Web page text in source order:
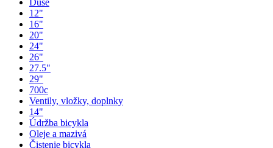
Duše
12"
16"
20"
24"
26"
27.5"
29"
700c
Ventily, vložky, doplnky
14"
Údržba bicykla
Oleje a mazivá
Čistenie bicykla